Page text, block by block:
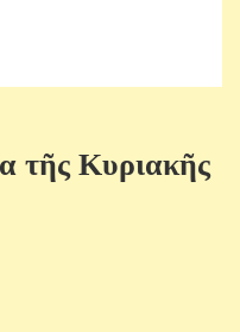
τῆς Κυριακῆς